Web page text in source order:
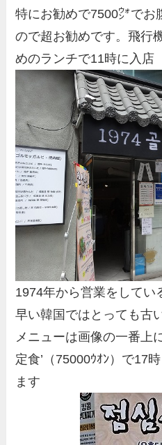
特にお勧めで7500㌆でお
ので超お勧めです。飛行
めのランチで11時に入店
1974年から営業をしてい
早い韓国ではとっても古
メニューは画像の一番上
定食’（75000ｳｵﾝ）で17
ます